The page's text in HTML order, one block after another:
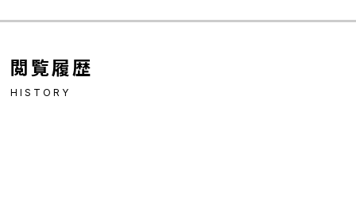
閲覧履歴
HISTORY